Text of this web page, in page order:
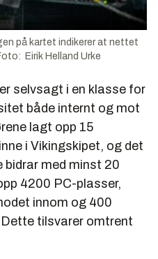
på kartet indikerer at nettet
Eirik Helland Urke
selvsagt i en klasse for
både internt og mot
lagt opp 15
i Vikingskipet, og det
bidrar med minst 20
4200 PC-plasser,
innom og 400
tilsvarer omtrent